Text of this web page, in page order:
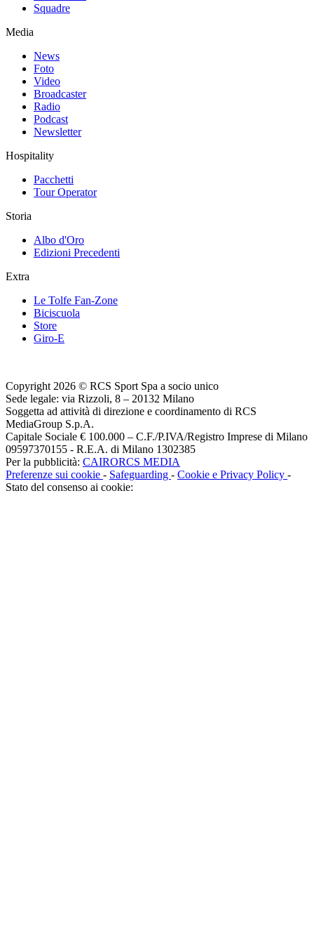
Squadre
Media
News
Foto
Video
Broadcaster
Radio
Podcast
Newsletter
Hospitality
Pacchetti
Tour Operator
Storia
Albo d'Oro
Edizioni Precedenti
Extra
Le Tolfe Fan-Zone
Biciscuola
Store
Giro-E
Copyright 2026 © RCS Sport Spa a socio unico
Sede legale: via Rizzoli, 8 – 20132 Milano
Soggetta ad attività di direzione e coordinamento di RCS
MediaGroup S.p.A.
Capitale Sociale € 100.000 – C.F./P.IVA/Registro Imprese di Milano
09597370155 - R.E.A. di Milano 1302385
Per la pubblicità: CAIRORCS MEDIA
Preferenze sui cookie - Safeguarding - Cookie e Privacy Policy -
Stato del consenso ai cookie: